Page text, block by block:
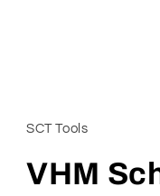
SCT Tools
VHM